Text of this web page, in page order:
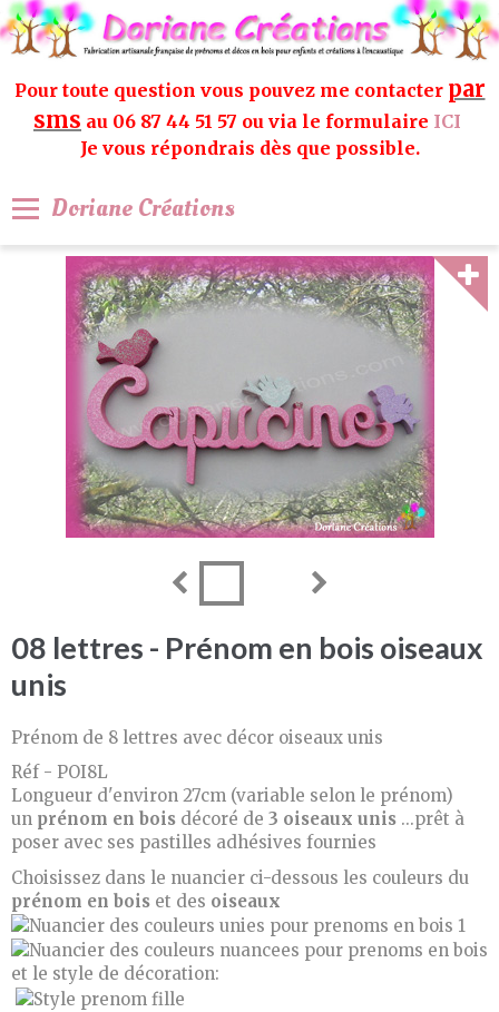
Pour toute question vous pouvez me contacter par
sms au 06 87 44 51 57 ou via le formulaire ICI
Je vous répondrais dès que possible.
Doriane Créations
08 lettres - Prénom en bois oiseaux
unis
Prénom de 8 lettres avec décor oiseaux unis
Réf - POI8L
Longueur d'environ 27cm (variable selon le prénom)
un prénom en bois décoré de 3 oiseaux unis ...prêt à
poser avec ses pastilles adhésives fournies
Choisissez dans le nuancier ci-dessous les couleurs du
prénom en bois et des oiseaux
et le style de décoration: